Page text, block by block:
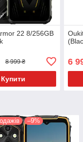
22 8/256GB
8 999 ₴
Купити
6
–9%